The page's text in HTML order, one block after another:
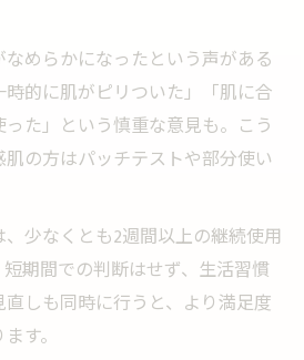
めらかになったという声がある
的に肌がピリついた」「肌に合
た」という慎重な意見も。こう
の方はパッチテストや部分使い
少なくとも2週間以上の継続使用
期間での判断はせず、生活習慣
しも同時に行うと、より満足度
す。